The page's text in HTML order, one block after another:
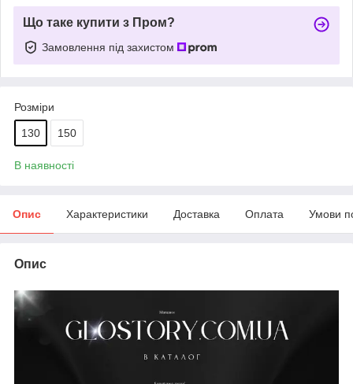
Що таке купити з Пром?
Замовлення під захистом
Розміри
130 150
В наявності
Опис Характеристики Доставка Оплата Умови
Опис